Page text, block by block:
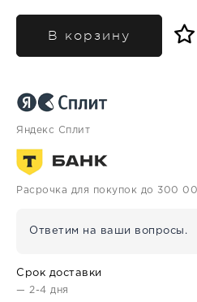
В корзину
Яндекс Сплит
Расрочка для покупок до 300
Ответим на ваши вопросы.
Срок доставки
— 2-4 дня